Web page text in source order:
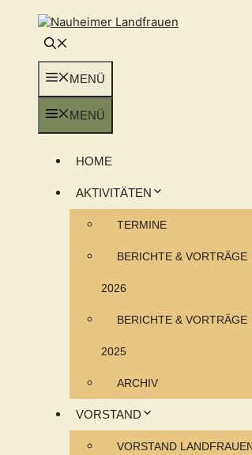
springen
MENÜ
MENÜ
HOME
AKTIVITÄTEN
TERMINE
BERICHTE & VORTRÄGE
2026
BERICHTE & VORTRÄGE
2025
ARCHIV
VORSTAND
VORSTAND